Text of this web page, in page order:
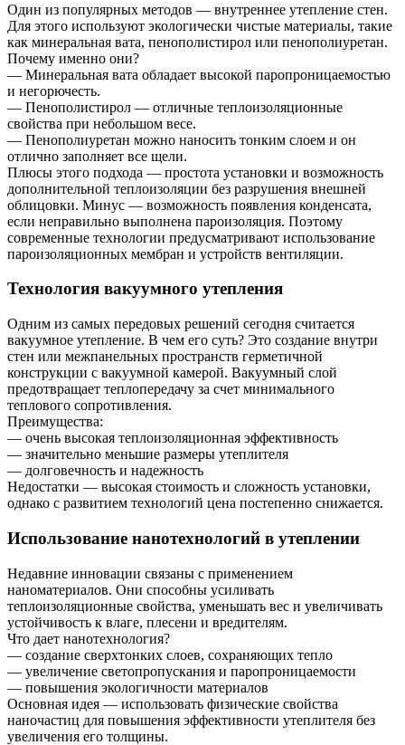
Один из популярных методов — внутреннее утепление стен.
Для этого используют экологически чистые материалы, такие
как минеральная вата, пенополистирол или пенополиуретан.
Почему именно они?
— Минеральная вата обладает высокой паропроницаемостью
и негорючесть.
— Пенополистирол — отличные теплоизоляционные
свойства при небольшом весе.
— Пенополиуретан можно наносить тонким слоем и он
отлично заполняет все щели.
Плюсы этого подхода — простота установки и возможность
дополнительной теплоизоляции без разрушения внешней
облицовки. Минус — возможность появления конденсата,
если неправильно выполнена пароизоляция. Поэтому
современные технологии предусматривают использование
пароизоляционных мембран и устройств вентиляции.
Технология вакуумного утепления
Одним из самых передовых решений сегодня считается
вакуумное утепление. В чем его суть? Это создание внутри
стен или межпанельных пространств герметичной
конструкции с вакуумной камерой. Вакуумный слой
предотвращает теплопередачу за счет минимального
теплового сопротивления.
Преимущества:
— очень высокая теплоизоляционная эффективность
— значительно меньшие размеры утеплителя
— долговечность и надежность
Недостатки — высокая стоимость и сложность установки,
однако с развитием технологий цена постепенно снижается.
Использование нанотехнологий в утеплении
Недавние инновации связаны с применением
наноматериалов. Они способны усиливать
теплоизоляционные свойства, уменьшать вес и увеличивать
устойчивость к влаге, плесени и вредителям.
Что дает нанотехнология?
— создание сверхтонких слоев, сохраняющих тепло
— увеличение светопропускания и паропроницаемости
— повышения экологичности материалов
Основная идея — использовать физические свойства
наночастиц для повышения эффективности утеплителя без
увеличения его толщины.